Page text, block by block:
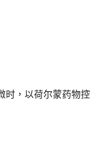
时，以荷尔蒙药物控